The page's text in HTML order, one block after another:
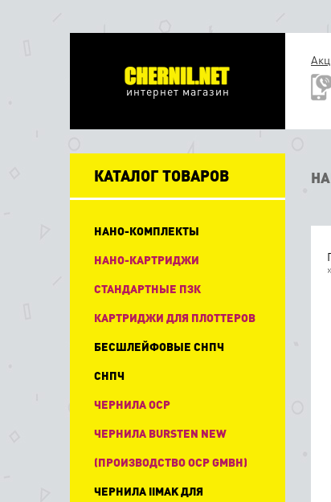
интернет магазин
КАТАЛОГ ТОВАРОВ
НАНО-КОМПЛЕКТЫ
НАНО-КАРТРИДЖИ
СТАНДАРТНЫЕ ПЗК
КАРТРИДЖИ ДЛЯ ПЛОТТЕРОВ
БЕСШЛЕЙФОВЫЕ СНПЧ
СНПЧ
ЧЕРНИЛА OCP
ЧЕРНИЛА BURSTEN NEW
(ПРОИЗВОДСТВО OCP GMBH)
ЧЕРНИЛА IIMAK ДЛЯ